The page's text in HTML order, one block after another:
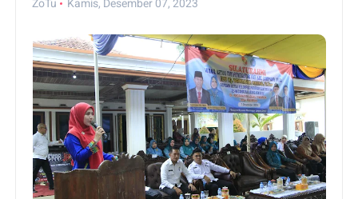
ZoTu Kamis, Desember 07, 2023